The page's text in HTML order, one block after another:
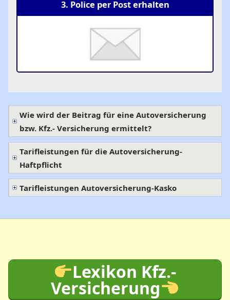
3. Police per Post erhalten
Wie wird der Beitrag für eine Autoversicherung
bzw. Kfz.- Versicherung ermittelt?
Tarifleistungen für die Autoversicherung-
Haftpflicht
Tarifleistungen Autoversicherung-Kasko
Lexikon Kfz.-
Versicherung